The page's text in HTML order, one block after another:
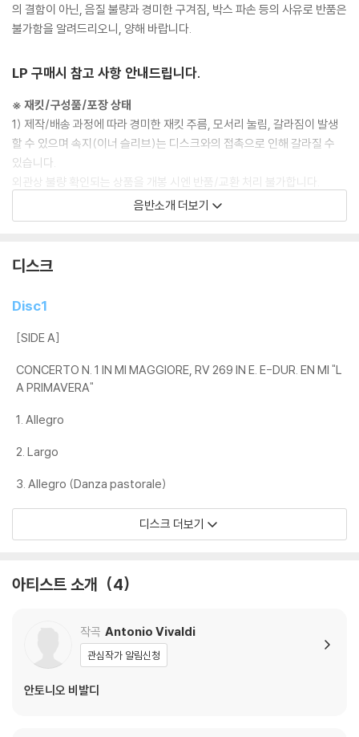
의 결함이 아닌, 음질 불량과 경미한 구겨짐, 박스 파손 등의 사유로 반품은
불가함을 알려드리오니, 양해 바랍니다.
LP 구매시 참고 사항 안내드립니다.
※ 재킷/구성품/포장 상태
1) 제작/배송 과정에 따라 경미한 재킷 주름, 모서리 눌림, 갈라짐이 발생
할 수 있으며 속지(이너 슬리브)는 디스크와의 접촉으로 인해 갈라질 수
있습니다.
외관상 불량 확인되는 상품을 개봉 시엔 반품/교환 처리 불가합니다.
2) 디스크 라벨은 공정상 매끄럽게 부착되지 않을 수도 있으며 겉포장 비
닐은 품질보증대상이 아닙니다.
4) 디지털 다운로드 코드는 본사에서 공지 없이 증정 종료될 수 있습니다.
※ 재생 불량
모델) 다이내믹 사운드의 편차가 큰 트랙을 재생할 때 이상 현상이 발생할
기기 문제로 인해 발생하는 재생 불량 현상에 대해서는 반품/교환이 불가
하니 침압 조절이 가능한 기기에서 재생하실 것을 권유 드립니다.
2) 디스크는 정전기와 먼지로 인해 재생이 원활하지 않은 경우가 있습니
3) 바늘에 먼지가 쌓이는 경우에도 재생이 원활하지 않을 수 있습니다.
※ 디스크 외관 불량
1) 열을 가하여 제작하는 바이닐 공정 특성상 디스크 표면이 미세하게 울
렁거리거나 휘어지는 경우가 있습니다.
2) 재생 음역의 왜곡을 최소화 하고 반복 재생시에도 최대한 일관되게 유
블 스핀들에 맞지 않는 경우에는 전용 제품 등을 이용하여 센터 홀을 조정
하시면 해결됩니다.
3) 디스크에 미세한 잔 흠집이 남아있거나 인쇄 면이 깨끗하지 않은 경우
가 있으며, 이는 상품의 불량이 아닙니다. 단, 재생에 이상이 있는 경우에는
음반소개 더보기
디스크
Disc1
[SIDE A]
CONCERTO N. 1 IN MI MAGGIORE, RV 269 IN E. E-DUR. EN MI "L
A PRIMAVERA"
1. Allegro
2. Largo
3. Allegro (Danza pastorale)
디스크 더보기
아티스트 소개 4
작곡 Antonio Vivaldi
관심작가 알림신청
안토니오 비발디